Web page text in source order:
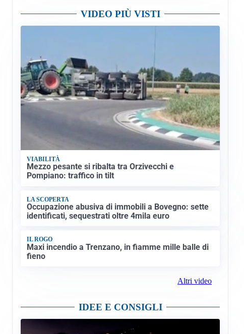
VIDEO PIÙ VISTI
VIABILITÀ
Mezzo pesante si ribalta tra Orzivecchi e
Pompiano: traffico in tilt
LA SCOPERTA
Occupazione abusiva di immobili a Bovegno: sette
identificati, sequestrati oltre 4mila euro
IL ROGO
Maxi incendio a Trenzano, in fiamme mille balle di
fieno
Altri video
IDEE E CONSIGLI